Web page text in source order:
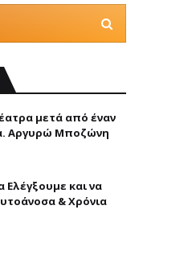
μετά από έναν
Αργυρώ Μποζώνη
και να
& Χρόνια